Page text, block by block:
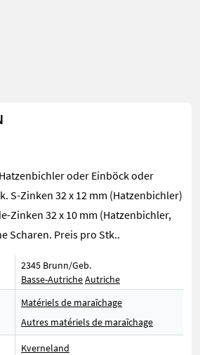
oder Einböck oder
S-Zinken 32 x 12 mm (Hatzenbichler)
Zinken 32 x 10 mm (Hatzenbichler,
Scharen. Preis pro Stk..
2345 Brunn/Geb.
Basse-AutricheAutriche
Matériels de maraîchage
Autres matériels de maraîchage
Kverneland